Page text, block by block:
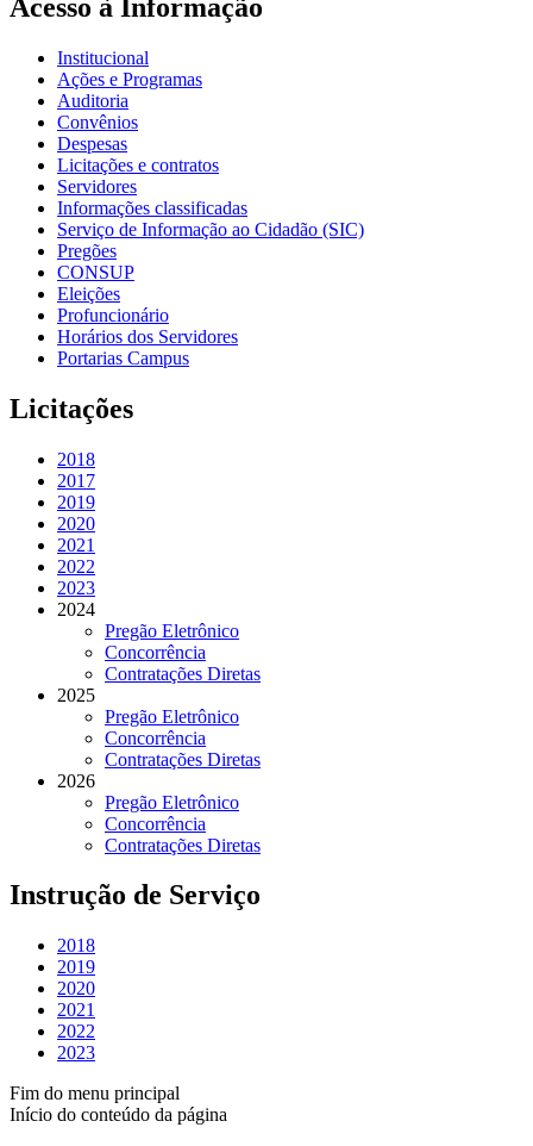
Acesso à Informação
Institucional
Ações e Programas
Auditoria
Convênios
Despesas
Licitações e contratos
Servidores
Informações classificadas
Serviço de Informação ao Cidadão (SIC)
Pregões
CONSUP
Eleições
Profuncionário
Horários dos Servidores
Portarias Campus
Licitações
2018
2017
2019
2020
2021
2022
2023
2024
Pregão Eletrônico
Concorrência
Contratações Diretas
2025
Pregão Eletrônico
Concorrência
Contratações Diretas
2026
Pregão Eletrônico
Concorrência
Contratações Diretas
Instrução de Serviço
2018
2019
2020
2021
2022
2023
Fim do menu principal
Início do conteúdo da página